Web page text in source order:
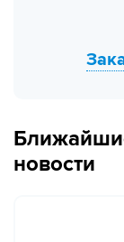
новости